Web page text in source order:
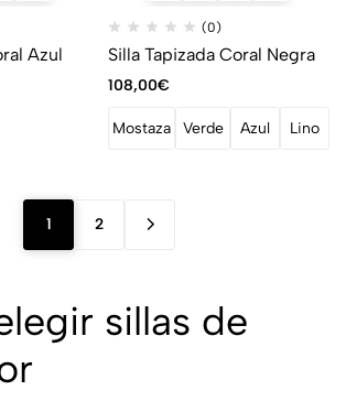
Azul
(0)
Silla Tapizada Coral Negra
108,00€
Mostaza Verde Azul Lino
1 2
sillas de